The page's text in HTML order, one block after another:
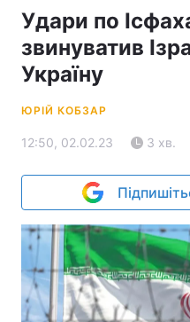
Удари по
звинуватив
Україну
ЮРІЙ КОБЗАР
12:50, 02.02.23 3 хв.